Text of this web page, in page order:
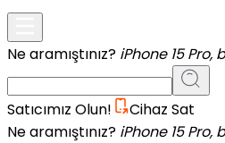
Ne aramıştınız? iPhone 15 Pro,
Satıcımız Olun!
Cihaz Sat
Ne aramıştınız? iPhone 15 Pro,